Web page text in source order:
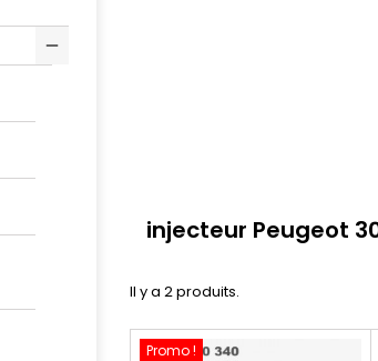
injecteur Peugeot
Il y a 2 produits.
Promo !